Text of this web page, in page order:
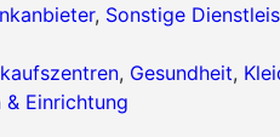
, Sonstige
, Gesundheit,
& Einrichtung